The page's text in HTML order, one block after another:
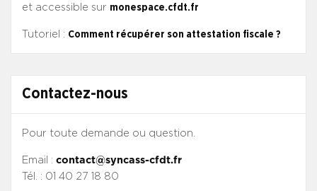
et accessible sur monespace.cfdt.fr
Tutoriel : Comment récupérer son attestation fiscale ?
Contactez-nous
Pour toute demande ou question.
Email : contact@syncass-cfdt.fr
Tél. : 01 40 27 18 80